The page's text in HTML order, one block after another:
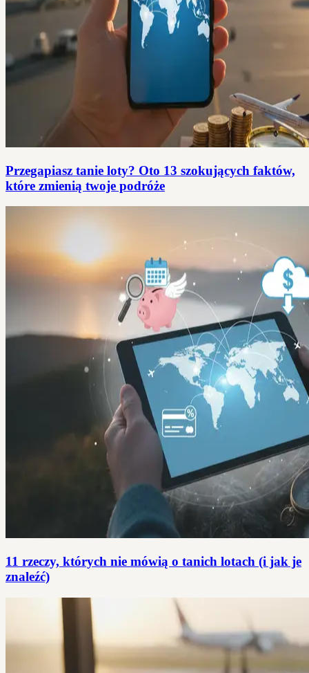
Przegapiasz tanie loty? Oto 13 szokujących faktów,
które zmienią twoje podróże
11 rzeczy, których nie mówią o tanich lotach (i jak je
znaleźć)